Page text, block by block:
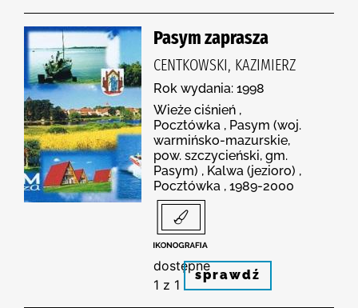
Pasym zaprasza
CENTKOWSKI, KAZIMIERZ
Rok wydania: 1998
Wieże ciśnień ,
Pocztówka , Pasym (woj.
warmińsko-mazurskie,
pow. szczycieński, gm.
Pasym) , Kalwa (jezioro) ,
Pocztówka , 1989-2000
dostępne
1 z 1
sprawdź